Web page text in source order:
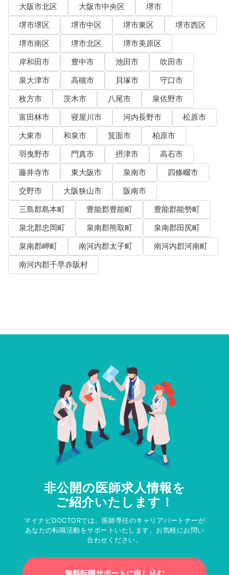
大阪市北区
大阪市中央区
堺市
堺市堺区
堺市中区 堺市東区
堺市西区
堺市南区
堺市北区
堺市美原区
岸和田市
豊中市 池田市
吹田市
泉大津市
高槻市 貝塚市
守口市
枚方市
茨木市 八尾市
泉佐野市
富田林市
寝屋川市 河内長野市
松原市
大東市
和泉市 箕面市
柏原市
羽曳野市
門真市 摂津市
高石市
藤井寺市
東大阪市 泉南市
四條畷市
交野市
大阪狭山市
阪南市
三島郡島本町
豊能郡豊能町
豊能郡能勢町
泉北郡忠岡町
泉南郡熊取町
泉南郡田尻町
泉南郡岬町
南河内郡太子町
南河内郡河南町
南河内郡千早赤阪村
非公開の医師求人情報を
ご紹介いたします！
マイナビDOCTORでは、医師専任のキャリアパートナーが
あなたの転職活動をサポートいたします。お気軽にお問い
合わせください。